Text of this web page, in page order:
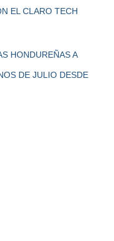
EL CLARO TECH
HONDUREÑAS A
DE JULIO DESDE